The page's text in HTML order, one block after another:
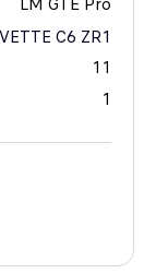
C6 ZR1
11
1